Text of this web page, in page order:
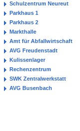
Schulzentrum Neureut
Parkhaus 1
Parkhaus 2
Markthalle
Amt für Abfallwirtschaft
AVG Freudenstadt
Kulissenlager
Rechenzentrum
SWK Zentralwerkstatt
AVG Busenbach